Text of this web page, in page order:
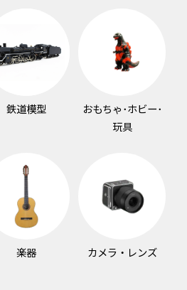
鉄道模型
おもちゃ･ホビー･
玩具
楽器 カメラ・レンズ